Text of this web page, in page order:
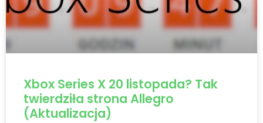
Xbox Series X 20 listopada? Tak
twierdziła strona Allegro
(Aktualizacja)